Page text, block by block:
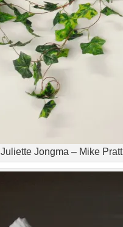
Juliette Jongma – Mike Pratt